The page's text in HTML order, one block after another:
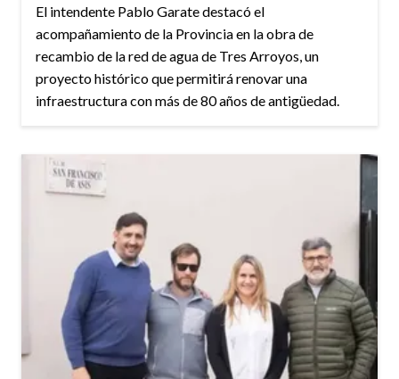
El intendente Pablo Garate destacó el
acompañamiento de la Provincia en la obra de
recambio de la red de agua de Tres Arroyos, un
proyecto histórico que permitirá renovar una
infraestructura con más de 80 años de antigüedad.